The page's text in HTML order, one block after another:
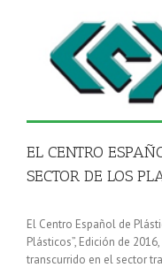
EL CENTRO
SECTOR DE LOS
El Centro Español de
Plásticos”, Edición de
transcurrido en el sector